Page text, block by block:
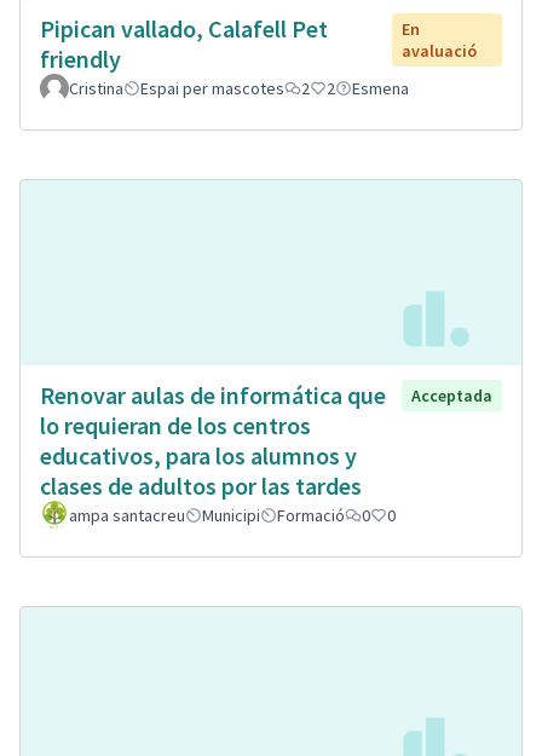
Pipican vallado, Calafell Pet
friendly
En
avaluació
Cristina
Espai per mascotes 2 2 Esmena
Renovar aulas de informática que
lo requieran de los centros
educativos, para los alumnos y
clases de adultos por las tardes
Acceptada
ampa santacreu Municipi Formació 0 0